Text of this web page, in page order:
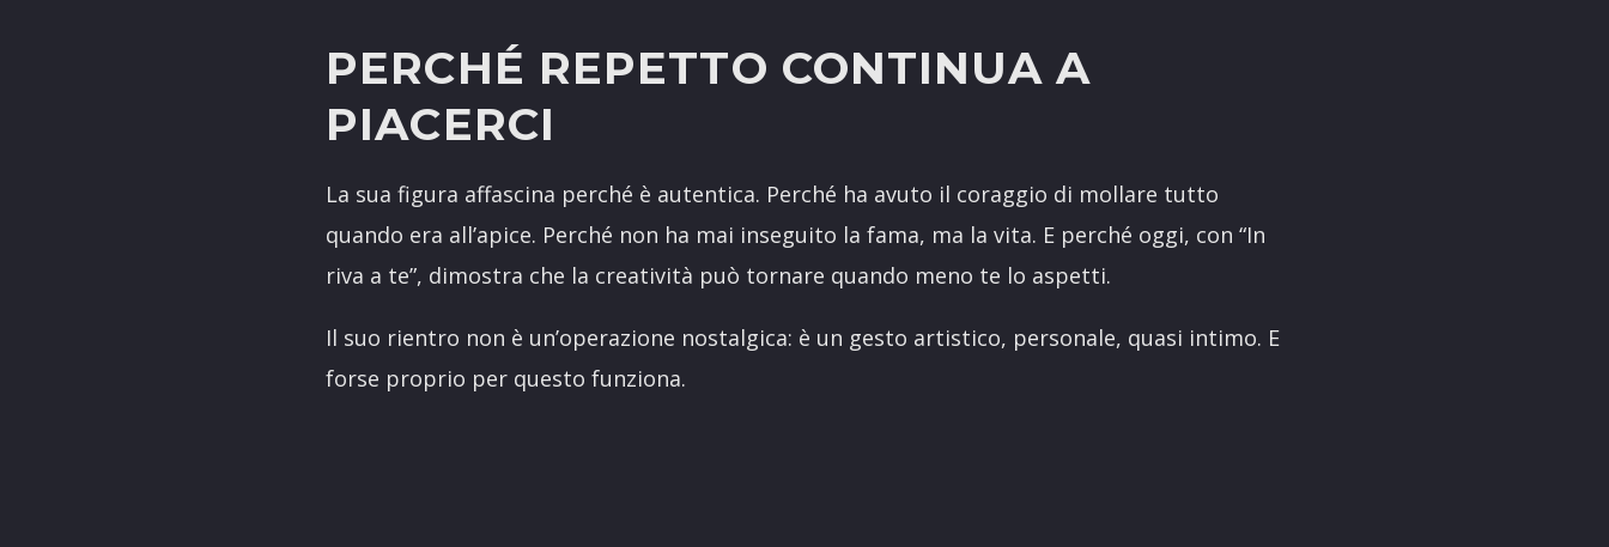
PERCHÉ REPETTO CONTINUA A
PIACERCI
La sua figura affascina perché è autentica. Perché ha avuto il coraggio di mollare tutto
quando era all’apice. Perché non ha mai inseguito la fama, ma la vita. E perché oggi, con “In
riva a te”, dimostra che la creatività può tornare quando meno te lo aspetti.
Il suo rientro non è un’operazione nostalgica: è un gesto artistico, personale, quasi intimo. E
forse proprio per questo funziona.